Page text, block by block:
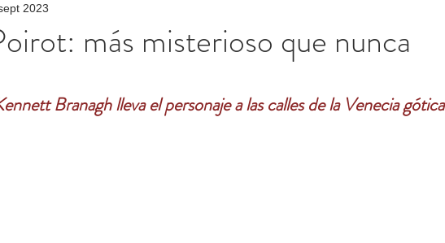
Protocolos
más misterioso que nunca
2023
Branagh lleva el personaje a las calles de la Venecia gótica